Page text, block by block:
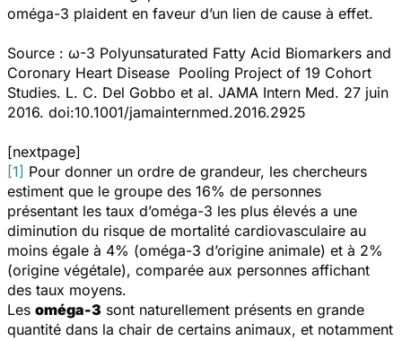
oméga-3 plaident en faveur d’un lien de cause à effet.
Source : ω-3 Polyunsaturated Fatty Acid Biomarkers and
Coronary Heart Disease Pooling Project of 19 Cohort
Studies. L. C. Del Gobbo et al. JAMA Intern Med. 27 juin
2016. doi:10.1001/jamainternmed.2016.2925
[nextpage]
[1] Pour donner un ordre de grandeur, les chercheurs
estiment que le groupe des 16% de personnes
présentant les taux d’oméga-3 les plus élevés a une
diminution du risque de mortalité cardiovasculaire au
moins égale à 4% (oméga-3 d’origine animale) et à 2%
(origine végétale), comparée aux personnes affichant
des taux moyens.
Les oméga-3 sont naturellement présents en grande
quantité dans la chair de certains animaux, et notamment